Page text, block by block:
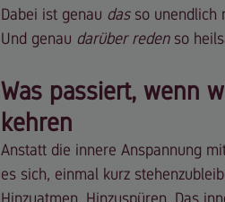
Dabei ist genau das so unendlich
Und genau darüber reden so
Was passiert, wenn
kehren
Anstatt die innere Anspannung
es sich, einmal kurz
Hinzuatmen. Hinzuspüren. Das